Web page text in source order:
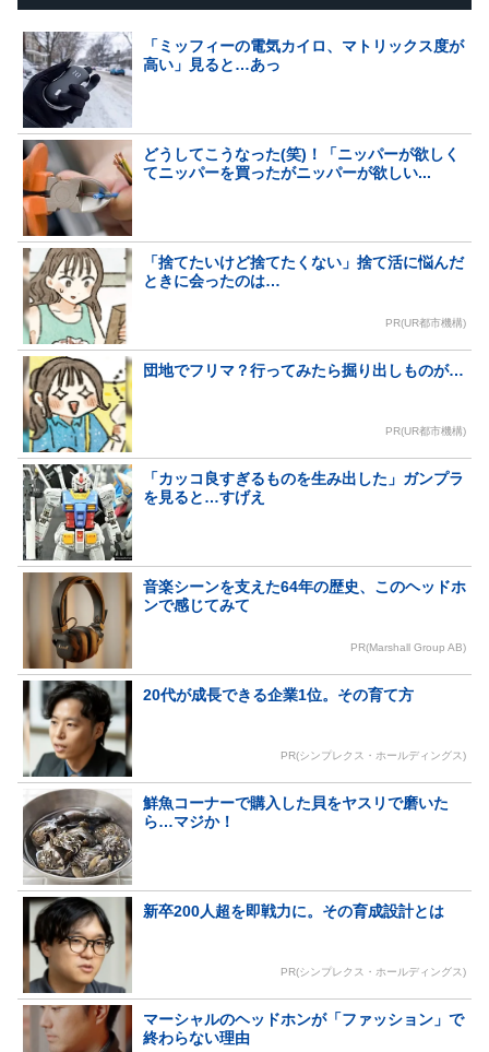
「ミッフィーの電気カイロ、マトリックス度が
高い」見ると…あっ
どうしてこうなった(笑)！「ニッパーが欲しく
てニッパーを買ったがニッパーが欲しい...
「捨てたいけど捨てたくない」捨て活に悩んだ
ときに会ったのは…
PR(UR都市機構)
団地でフリマ？行ってみたら掘り出しものが…
PR(UR都市機構)
「カッコ良すぎるものを生み出した」ガンプラ
を見ると…すげえ
音楽シーンを支えた64年の歴史、このヘッドホ
ンで感じてみて
PR(Marshall Group AB)
20代が成長できる企業1位。その育て方
PR(シンプレクス・ホールディングス)
鮮魚コーナーで購入した貝をヤスリで磨いた
ら…マジか！
新卒200人超を即戦力に。その育成設計とは
PR(シンプレクス・ホールディングス)
マーシャルのヘッドホンが「ファッション」で
終わらない理由